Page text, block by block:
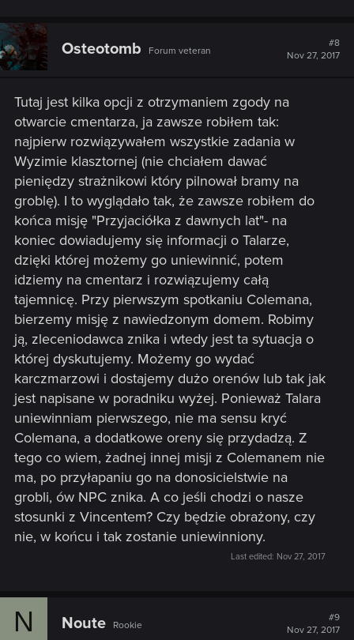
Osteotomb Forum veteran
#8
Nov 27, 2017
Tutaj jest kilka opcji z otrzymaniem zgody na
otwarcie cmentarza, ja zawsze robiłem tak:
najpierw rozwiązywałem wszystkie zadania w
Wyzimie klasztornej (nie chciałem dawać
pieniędzy strażnikowi który pilnował bramy na
groblę). I to wyglądało tak, że zawsze robiłem do
końca misję "Przyjaciółka z dawnych lat"- na
koniec dowiadujemy się informacji o Talarze,
dzięki której możemy go uniewinnić, potem
idziemy na cmentarz i rozwiązujemy całą
tajemnicę. Przy pierwszym spotkaniu Colemana,
bierzemy misję z nawiedzonym domem. Robimy
ją, zleceniodawca znika i wtedy jest ta sytuacja o
której dyskutujemy. Możemy go wydać
karczmarzowi i dostajemy dużo orenów lub tak jak
jest napisane w poradniku wyżej. Ponieważ Talara
uniewinniam pierwszego, nie ma sensu kryć
Colemana, a dodatkowe oreny się przydadzą. Z
tego co wiem, żadnej innej misji z Colemanem nie
ma, po przyłapaniu go na donosicielstwie na
grobli, ów NPC znika. A co jeśli chodzi o nasze
stosunki z Vincentem? Czy będzie obrażony, czy
nie, w końcu i tak zostanie uniewinniony.
Last edited: Nov 27, 2017
N Noute Rookie
#9
Nov 27, 2017